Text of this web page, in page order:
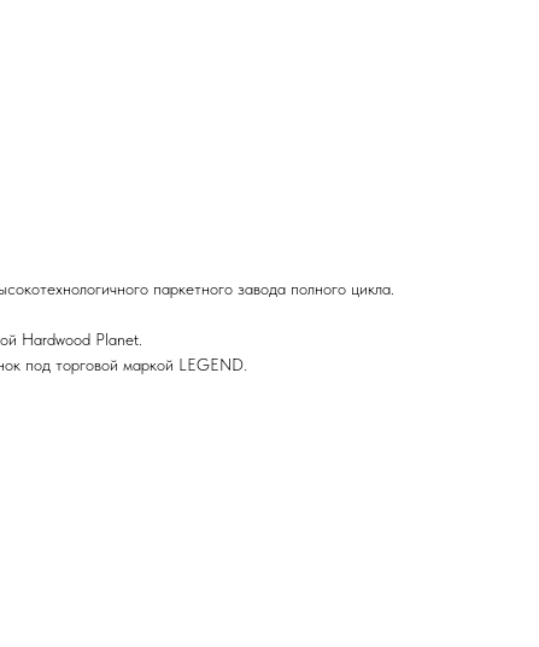
паркетного завода полного цикла.
Hardwood Planet.
под торговой маркой LEGEND.